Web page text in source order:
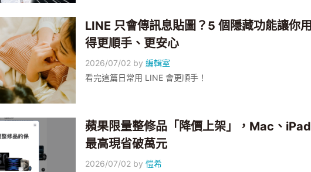
LINE 只會傳訊息貼圖？5 個隱藏功能讓你用
得更順手、更安心
2026/07/02 by編輯室
看完這篇日常用 LINE 會更順手！
蘋果限量整修品「降價上架」，Mac、iPad
最高現省破萬元
2026/07/02 by愷希